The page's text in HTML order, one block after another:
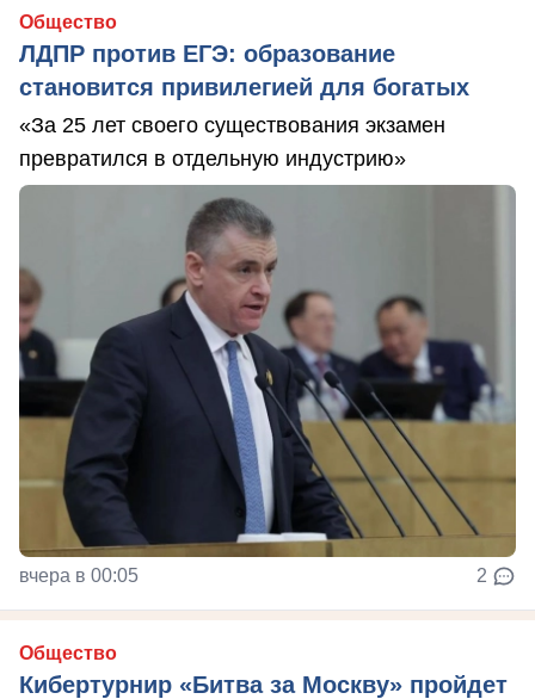
Общество
ЛДПР против ЕГЭ: образование
становится привилегией для богатых
«За 25 лет своего существования экзамен
превратился в отдельную индустрию»
вчера в 00:05 2
Общество
Кибертурнир «Битва за Москву» пройдет